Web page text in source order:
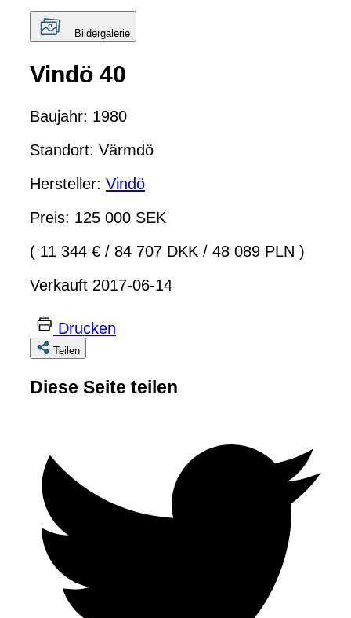
Bildergalerie
Vindö 40
Baujahr: 1980
Standort: Värmdö
Hersteller: Vindö
Preis: 125 000 SEK
( 11 344 € / 84 707 DKK / 48 089 PLN )
Verkauft 2017-06-14
Drucken
Teilen
Diese Seite teilen